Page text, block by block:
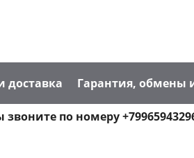
доставка Гарантия, обмены
по номеру